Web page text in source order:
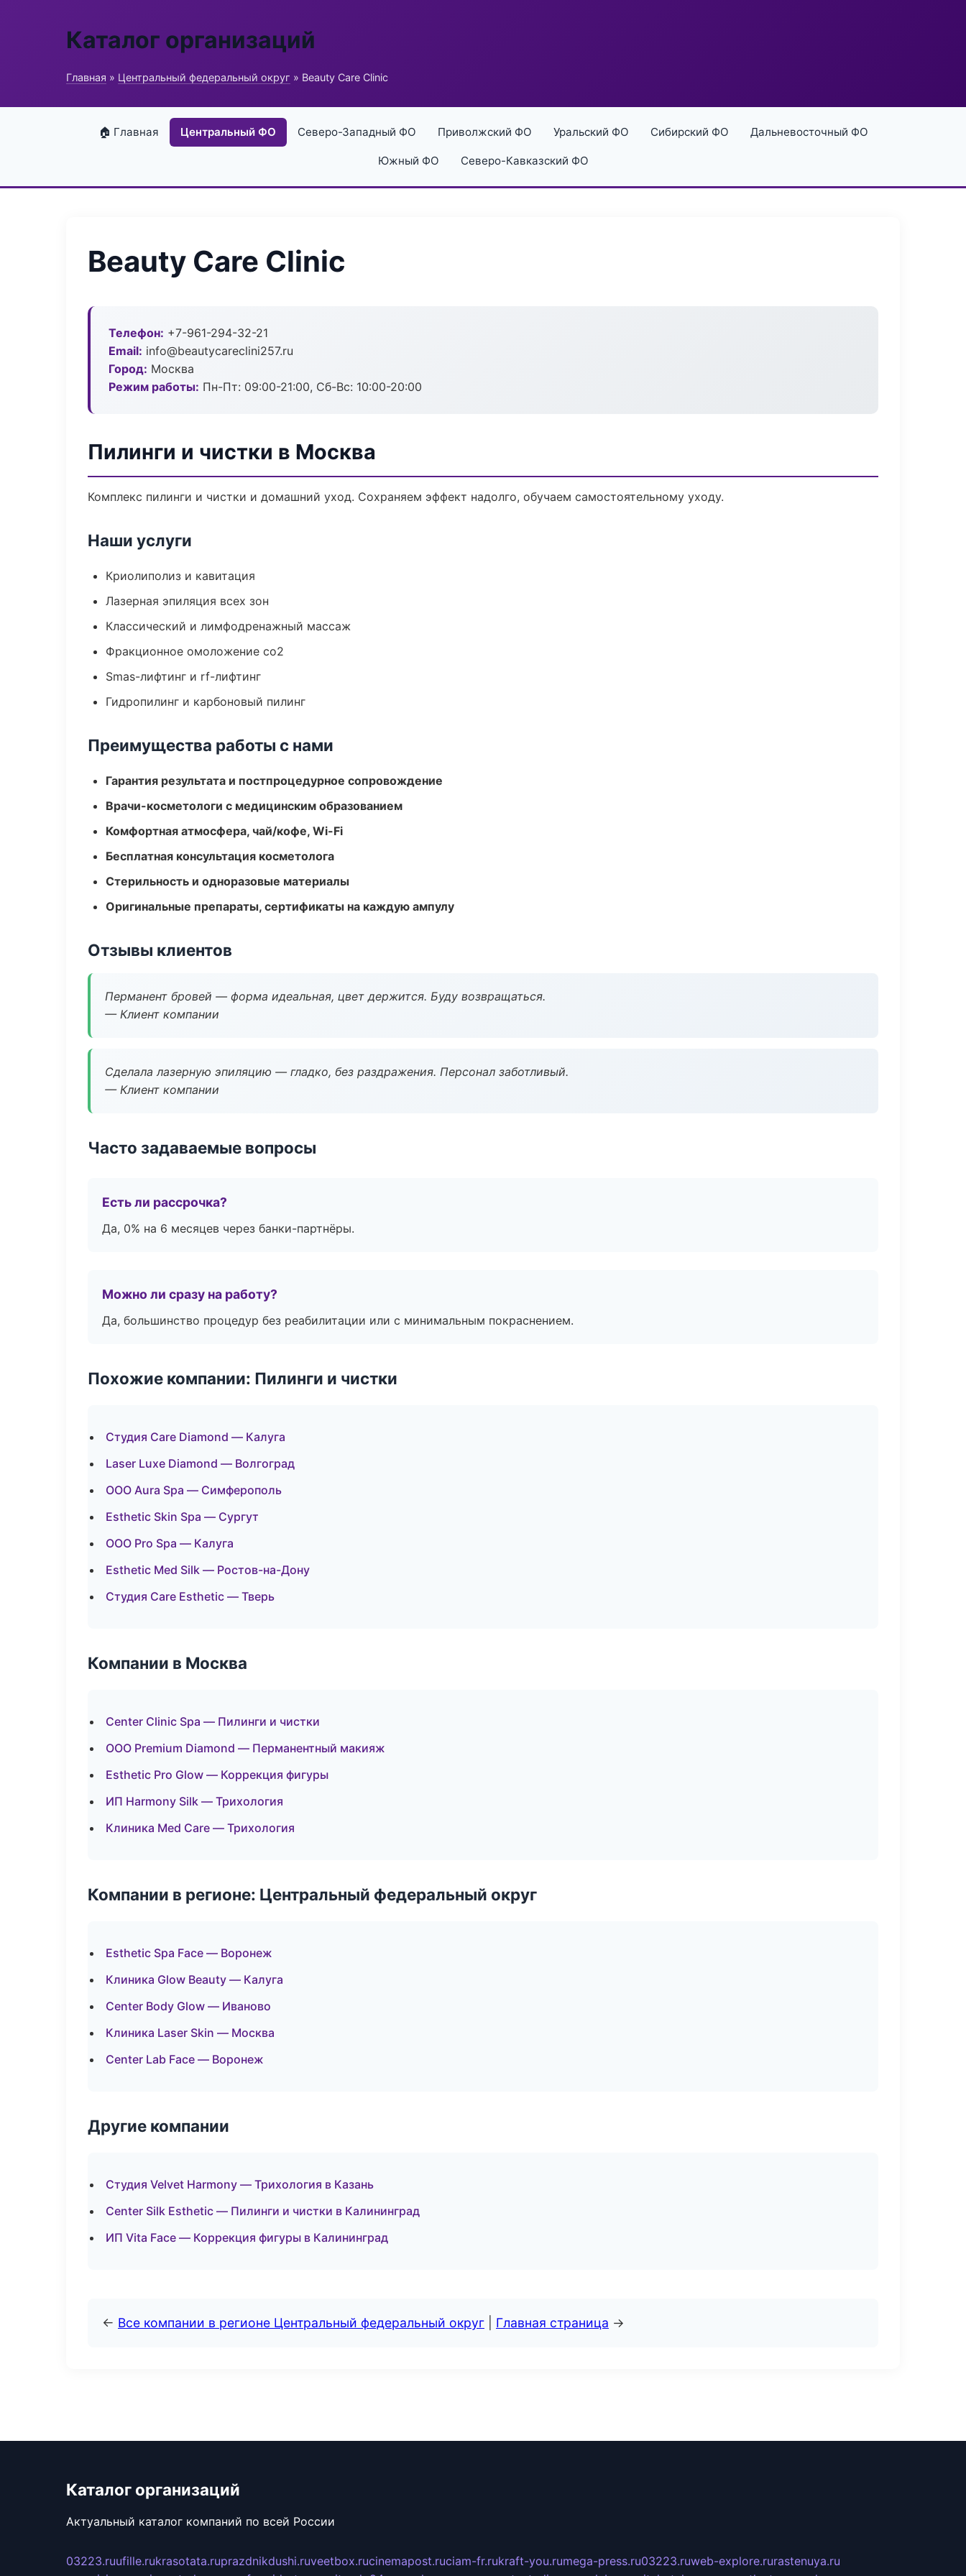
Каталог организаций
Главная » Центральный федеральный округ » Beauty Care Clinic
🏠 Главная Центральный ФО Северо-Западный ФО Приволжский ФО Уральский ФО Сибирский ФО Дальневосточный ФО
Южный ФО Северо-Кавказский ФО
Beauty Care Clinic
Телефон: +7-961-294-32-21
Email: info@beautycareclini257.ru
Город: Москва
Режим работы: Пн-Пт: 09:00-21:00, Сб-Вс: 10:00-20:00
Пилинги и чистки в Москва
Комплекс пилинги и чистки и домашний уход. Сохраняем эффект надолго, обучаем самостоятельному уходу.
Наши услуги
Криолиполиз и кавитация
Лазерная эпиляция всех зон
Классический и лимфодренажный массаж
Фракционное омоложение co2
Smas-лифтинг и rf-лифтинг
Гидропилинг и карбоновый пилинг
Преимущества работы с нами
Гарантия результата и постпроцедурное сопровождение
Врачи-косметологи с медицинским образованием
Комфортная атмосфера, чай/кофе, Wi-Fi
Бесплатная консультация косметолога
Стерильность и одноразовые материалы
Оригинальные препараты, сертификаты на каждую ампулу
Отзывы клиентов
Перманент бровей — форма идеальная, цвет держится. Буду возвращаться.
— Клиент компании
Сделала лазерную эпиляцию — гладко, без раздражения. Персонал заботливый.
— Клиент компании
Часто задаваемые вопросы
Есть ли рассрочка?
Да, 0% на 6 месяцев через банки-партнёры.
Можно ли сразу на работу?
Да, большинство процедур без реабилитации или с минимальным покраснением.
Похожие компании: Пилинги и чистки
Студия Care Diamond — Калуга
Laser Luxe Diamond — Волгоград
ООО Aura Spa — Симферополь
Esthetic Skin Spa — Сургут
ООО Pro Spa — Калуга
Esthetic Med Silk — Ростов-на-Дону
Студия Care Esthetic — Тверь
Компании в Москва
Center Clinic Spa — Пилинги и чистки
ООО Premium Diamond — Перманентный макияж
Esthetic Pro Glow — Коррекция фигуры
ИП Harmony Silk — Трихология
Клиника Med Care — Трихология
Компании в регионе: Центральный федеральный округ
Esthetic Spa Face — Воронеж
Клиника Glow Beauty — Калуга
Center Body Glow — Иваново
Клиника Laser Skin — Москва
Center Lab Face — Воронеж
Другие компании
Студия Velvet Harmony — Трихология в Казань
Center Silk Esthetic — Пилинги и чистки в Калининград
ИП Vita Face — Коррекция фигуры в Калининград
← Все компании в регионе Центральный федеральный округ Главная страница →
Каталог организаций
Актуальный каталог компаний по всей России
03223.ruufille.rukrasotata.ruprazdnikdushi.ruveetbox.rucinemapost.ruciam-fr.rukraft-you.rumega-press.ru03223.ruweb-explore.rurastenuya.ru